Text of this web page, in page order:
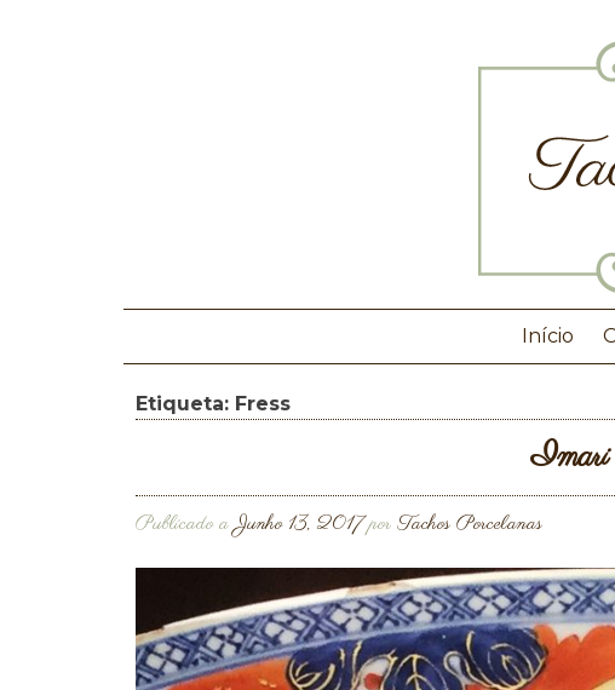
Início
Etiqueta: Fress
Imari
Publicado aJunho 13, 2017por Tachos Porcelanas